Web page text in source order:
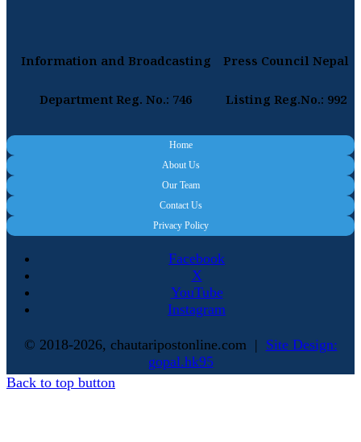
Information and Broadcasting
Department Reg. No.: 746
Press Council Nepal
Listing Reg.No.: 992
Home
About Us
Our Team
Contact Us
Privacy Policy
Facebook
X
YouTube
Instagram
© 2018-2026, chautaripostonline.com | Site Design:
gopal.hk95
Back to top button